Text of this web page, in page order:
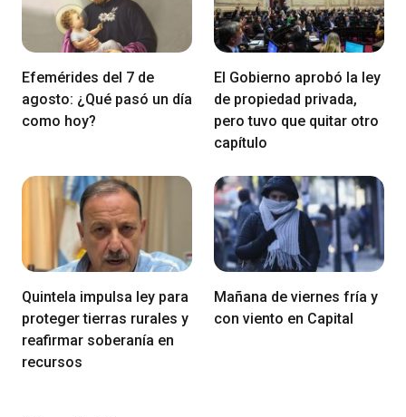
Efemérides del 7 de
agosto: ¿Qué pasó un día
como hoy?
El Gobierno aprobó la ley
de propiedad privada,
pero tuvo que quitar otro
capítulo
Quintela impulsa ley para
proteger tierras rurales y
reafirmar soberanía en
recursos
Mañana de viernes fría y
con viento en Capital